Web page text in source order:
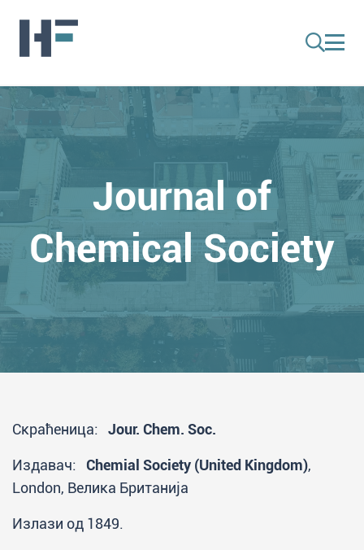
Journal of
Chemical Society
Скраћеница: Jour. Chem. Soc.
Издавач: Chemial Society (United Kingdom),
London, Велика Британија
Излази од 1849.